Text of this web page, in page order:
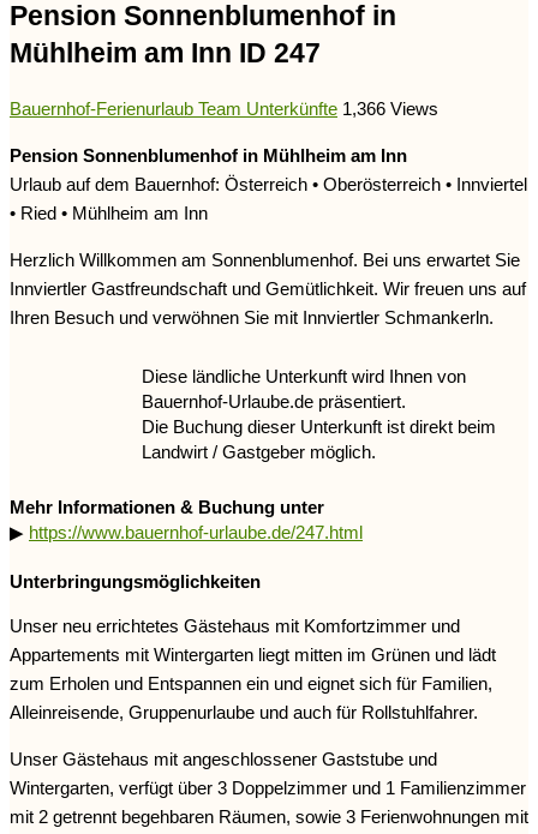
Pension Sonnenblumenhof in
Mühlheim am Inn ID 247
Bauernhof-Ferienurlaub Team Unterkünfte 1,366 Views
Pension Sonnenblumenhof in Mühlheim am Inn
Urlaub auf dem Bauernhof: Österreich • Oberösterreich • Innviertel
• Ried • Mühlheim am Inn
Herzlich Willkommen am Sonnenblumenhof. Bei uns erwartet Sie
Innviertler Gastfreundschaft und Gemütlichkeit. Wir freuen uns auf
Ihren Besuch und verwöhnen Sie mit Innviertler Schmankerln.
Diese ländliche Unterkunft wird Ihnen von
Bauernhof-Urlaube.de präsentiert.
Die Buchung dieser Unterkunft ist direkt beim
Landwirt / Gastgeber möglich.
Mehr Informationen & Buchung unter
▶ https://www.bauernhof-urlaube.de/247.html
Unterbringungsmöglichkeiten
Unser neu errichtetes Gästehaus mit Komfortzimmer und
Appartements mit Wintergarten liegt mitten im Grünen und lädt
zum Erholen und Entspannen ein und eignet sich für Familien,
Alleinreisende, Gruppenurlaube und auch für Rollstuhlfahrer.
Unser Gästehaus mit angeschlossener Gaststube und
Wintergarten, verfügt über 3 Doppelzimmer und 1 Familienzimmer
mit 2 getrennt begehbaren Räumen, sowie 3 Ferienwohnungen mit